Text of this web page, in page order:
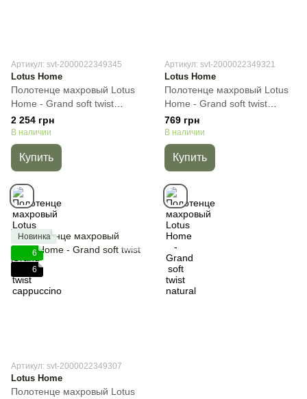
Артикул: svt-2000022349345
Lotus Home
Полотенце махровый Lotus
Home - Grand soft twist
cappuccino, Песочный,
90х150 см, Сауна
2 254 грн
В наличии
Купить
Артикул: svt-2000022349321
Lotus Home
Полотенце махровый Lotus
Home - Grand soft twist
natural, Кремовый, 50х90 см,
Для лица
769 грн
В наличии
Купить
Новинка
6
6
Артикул: svt-2000022349307
Lotus Home
Полотенце махровый Lotus